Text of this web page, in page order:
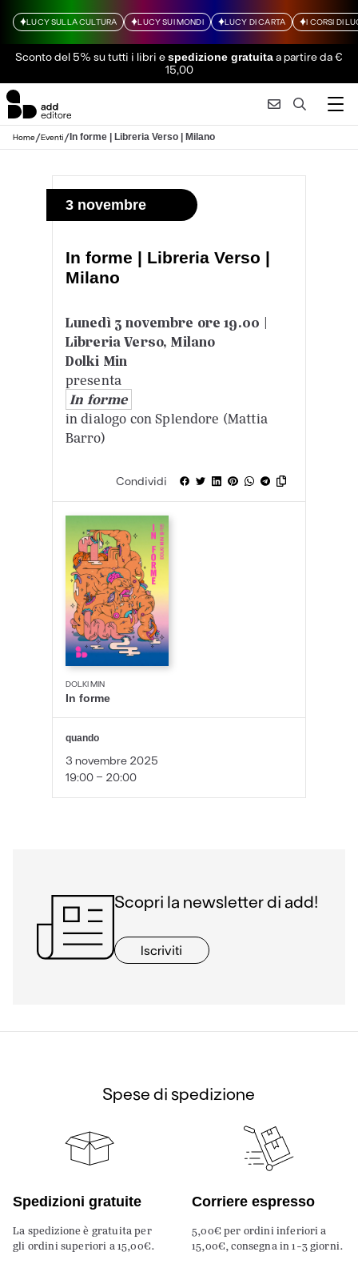
LUCY SULLA CULTURA LUCY SUI MONDI LUCY DI CARTA I CORSI DI
Sconto del 5% su tutti i libri espedizione gratuitaa partire da €
15,00
Home/Eventi/ In forme | Libreria Verso | Milano
3 novembre
In forme | Libreria Verso |
Milano
Lunedì 3 novembre ore 19.00 |
Libreria Verso, Milano
Dolki Min
presenta
In forme
in dialogo con Splendore (Mattia
Barro)
Condividi
DOLKI MIN
In forme
quando
3 novembre 2025
19:00 - 20:00
Scopri la newsletter di add!
Iscriviti
Spese di spedizione
Spedizioni gratuite
La spedizione è gratuita per
gli ordini superiori a 15,00€.
Corriere espresso
5,00€ per ordini inferiori a
15,00€, consegna in 1-3 giorni.